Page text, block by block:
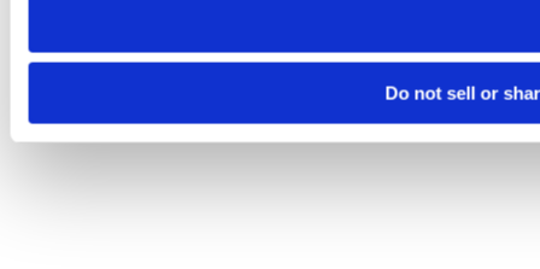
Do not sell or